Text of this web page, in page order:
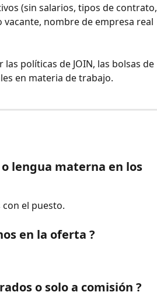
(sin salarios, tipos de contrato,
nombre de empresa real
políticas de JOIN, las bolsas de
en materia de trabajo.
lengua materna en los
el puesto.
en la oferta ?
o solo a comisión ?